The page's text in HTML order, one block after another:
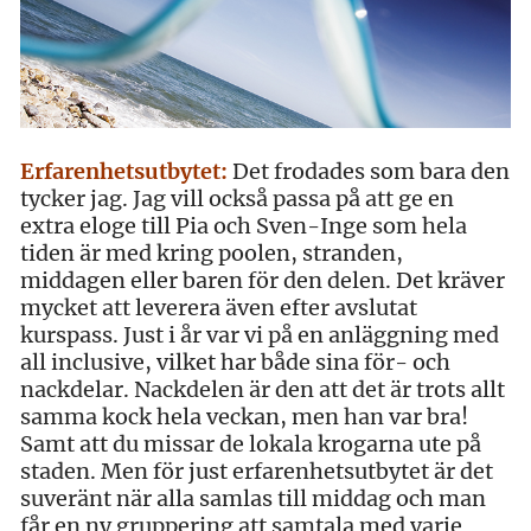
Erfarenhetsutbytet: Det frodades som bara den
tycker jag. Jag vill också passa på att ge en
extra eloge till Pia och Sven-Inge som hela
tiden är med kring poolen, stranden,
middagen eller baren för den delen. Det kräver
mycket att leverera även efter avslutat
kurspass. Just i år var vi på en anläggning med
all inclusive, vilket har både sina för- och
nackdelar. Nackdelen är den att det är trots allt
samma kock hela veckan, men han var bra!
Samt att du missar de lokala krogarna ute på
staden. Men för just erfarenhetsutbytet är det
suveränt när alla samlas till middag och man